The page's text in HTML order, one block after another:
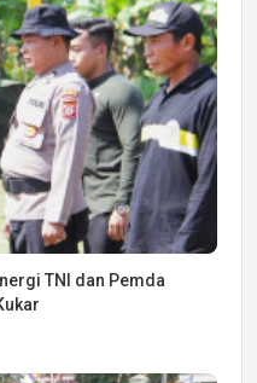
TNI dan Pemda